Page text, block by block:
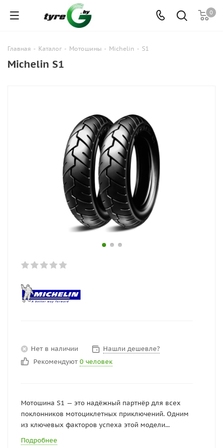
0
Главная - Каталог - Мотошины - Michelin - S1
Michelin S1
Нет в наличии
Нашли дешевле?
Рекомендуют 0 человек
Мотошина S1 — это надёжный партнёр для всех
поклонников мотоциклетных приключений. Одним
из ключевых факторов успеха этой модели...
Подробнее